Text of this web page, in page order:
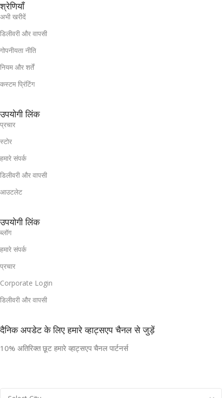
श्रेणियाँ
अभी खरीदें
डिलीवरी और वापसी
गोपनीयता नीति
नियम और शर्तें
कस्टम प्रिंटिंग
उपयोगी लिंक
प्रचार
स्टोर
हमारे संपर्क
डिलीवरी और वापसी
आउटलेट
उपयोगी लिंक
ब्लॉग
हमारे संपर्क
प्रचार
Corporate Login
डिलीवरी और वापसी
दैनिक अपडेट के लिए हमारे व्हाट्सएप चैनल से जुड़ें
10% अतिरिक्त छूट हमारे व्हाट्सएप चैनल पार्टनर्स